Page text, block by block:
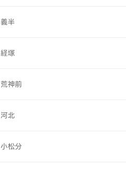
義半
経塚
荒神前
河北
小松分